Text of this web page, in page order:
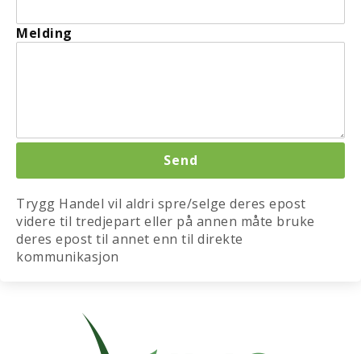
Melding
Trygg Handel vil aldri spre/selge deres epost
videre til tredjepart eller på annen måte bruke
deres epost til annet enn til direkte
kommunikasjon